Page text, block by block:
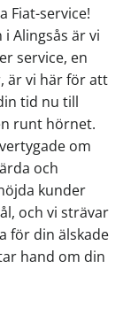
Fiat-service!
Alingsås är vi
service, en
är vi här för att
tid nu till
runt hörnet.
om
och
kunder
och vi strävar
för din älskade
hand om din